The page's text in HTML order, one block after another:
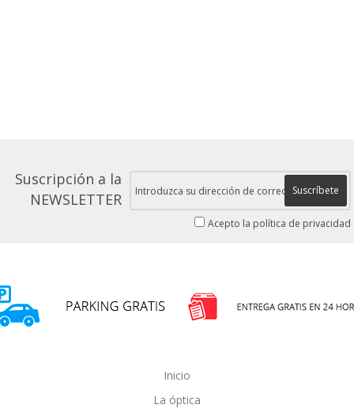
Suscripción a la
NEWSLETTER
Suscríbete
Acepto la política de privacidad
Inicio
La óptica